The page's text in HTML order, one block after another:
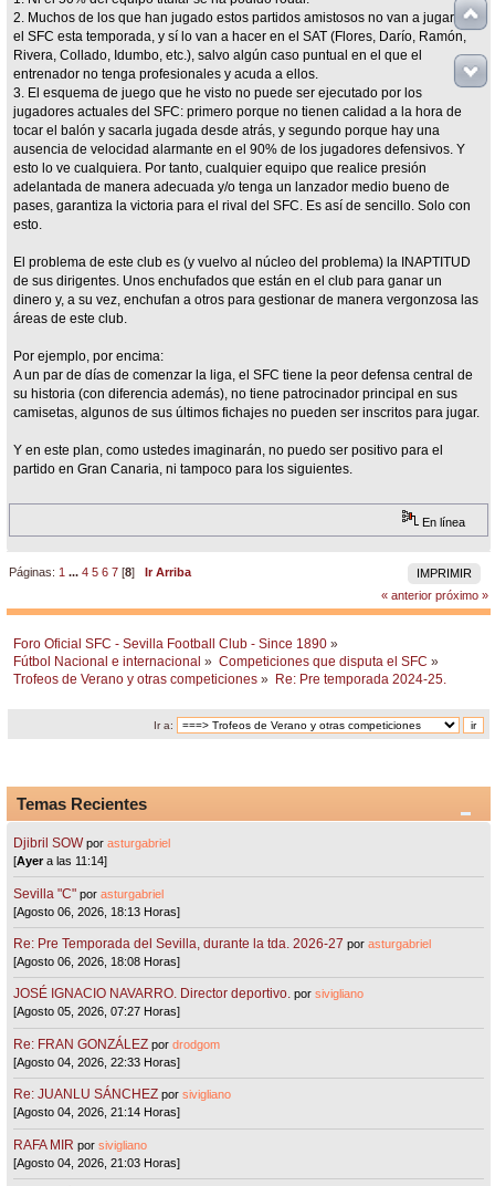
2. Muchos de los que han jugado estos partidos amistosos no van a jugar en
el SFC esta temporada, y sí lo van a hacer en el SAT (Flores, Darío, Ramón,
Rivera, Collado, Idumbo, etc.), salvo algún caso puntual en el que el
entrenador no tenga profesionales y acuda a ellos.
3. El esquema de juego que he visto no puede ser ejecutado por los
jugadores actuales del SFC: primero porque no tienen calidad a la hora de
tocar el balón y sacarla jugada desde atrás, y segundo porque hay una
ausencia de velocidad alarmante en el 90% de los jugadores defensivos. Y
esto lo ve cualquiera. Por tanto, cualquier equipo que realice presión
adelantada de manera adecuada y/o tenga un lanzador medio bueno de
pases, garantiza la victoria para el rival del SFC. Es así de sencillo. Solo con
esto.
El problema de este club es (y vuelvo al núcleo del problema) la INAPTITUD
de sus dirigentes. Unos enchufados que están en el club para ganar un
dinero y, a su vez, enchufan a otros para gestionar de manera vergonzosa las
áreas de este club.
Por ejemplo, por encima:
A un par de días de comenzar la liga, el SFC tiene la peor defensa central de
su historia (con diferencia además), no tiene patrocinador principal en sus
camisetas, algunos de sus últimos fichajes no pueden ser inscritos para jugar.
Y en este plan, como ustedes imaginarán, no puedo ser positivo para el
partido en Gran Canaria, ni tampoco para los siguientes.
En línea
IMPRIMIR
Páginas: 1 ...4 5 6 7 [8]Ir Arriba
« anterior próximo »
Foro Oficial SFC - Sevilla Football Club - Since 1890 »
Fútbol Nacional e internacional » Competiciones que disputa el SFC »
Trofeos de Verano y otras competiciones » Re: Pre temporada 2024-25.
Ir a:
Temas Recientes
Djibril SOW porasturgabriel
[Ayera las 11:14]
Sevilla "C"porasturgabriel
[Agosto 06, 2026, 18:13 Horas]
Re: Pre Temporada del Sevilla, durante la tda. 2026-27 porasturgabriel
[Agosto 06, 2026, 18:08 Horas]
JOSÉ IGNACIO NAVARRO. Director deportivo. porsivigliano
[Agosto 05, 2026, 07:27 Horas]
Re: FRAN GONZÁLEZ pordrodgom
[Agosto 04, 2026, 22:33 Horas]
Re: JUANLU SÁNCHEZ porsivigliano
[Agosto 04, 2026, 21:14 Horas]
RAFA MIR porsivigliano
[Agosto 04, 2026, 21:03 Horas]